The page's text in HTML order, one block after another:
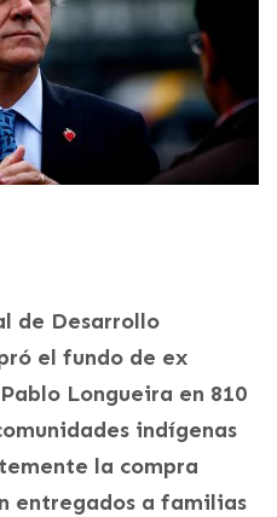
de Desarrollo
el fundo de ex
Longueira en 810
indígenas
la compra
entregados a familias